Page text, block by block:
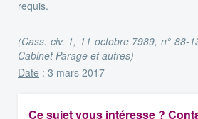
requis.
(Cass. civ. 1, 11 octobre 7989, n° 88-
Cabinet Parage et autres)
Date : 3 mars 2017
Ce sujet vous intéresse ?